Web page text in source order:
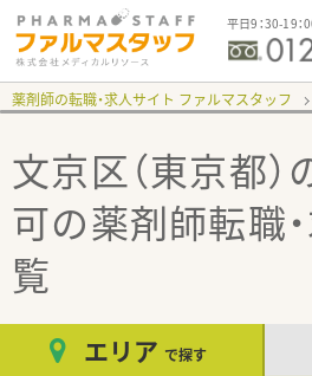
平日9：30-19：
薬剤師の転職・求人サイト ファルマスタッフ
文京区（東京都
可の薬剤師転職
覧
エリア で探す